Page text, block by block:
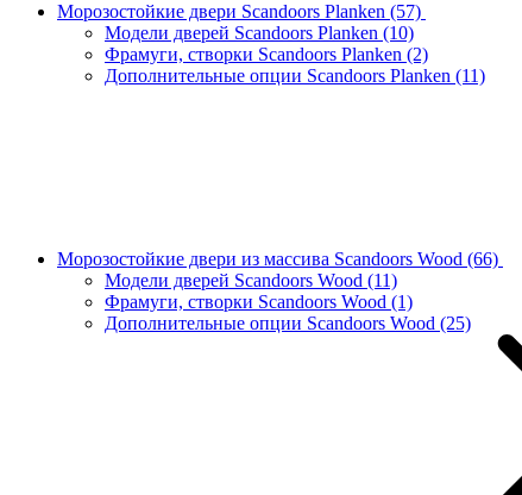
Морозостойкие двери Scandoors Planken (57)
Модели дверей Scandoors Planken (10)
Фрамуги, створки Scandoors Planken (2)
Дополнительные опции Scandoors Planken (11)
Морозостойкие двери из массива Scandoors Wood (66)
Модели дверей Scandoors Wood (11)
Фрамуги, створки Scandoors Wood (1)
Дополнительные опции Scandoors Wood (25)